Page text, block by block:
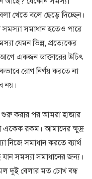
খেতে বলে ছেড়ে দিচ্ছেন।
সমাধান হতেও পারে
যেমন ভিন্ন, প্রত্যেকের
আগে একজন ডাক্তারের উচিৎ
রোগ নির্ণয় করতে না
নয়।
শুরু করার পর আমরা হাজার
রকম। আমাদের ক্ষুদ্র
নিজে সমাধান করতে ব্যার্থ
সমস্যা সমাধানের জন্য।
দুই বেলার মত চোখ বন্ধ